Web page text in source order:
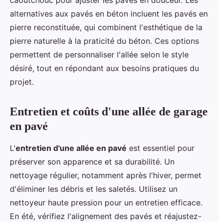
alternatives aux pavés en béton incluent les pavés en
pierre reconstituée, qui combinent l'esthétique de la
pierre naturelle à la praticité du béton. Ces options
permettent de personnaliser l'allée selon le style
désiré, tout en répondant aux besoins pratiques du
projet.
Entretien et coûts d'une allée de garage
en pavé
L'entretien d'une allée en pavé est essentiel pour
préserver son apparence et sa durabilité. Un
nettoyage régulier, notamment après l'hiver, permet
d'éliminer les débris et les saletés. Utilisez un
nettoyeur haute pression pour un entretien efficace.
En été, vérifiez l'alignement des pavés et réajustez-